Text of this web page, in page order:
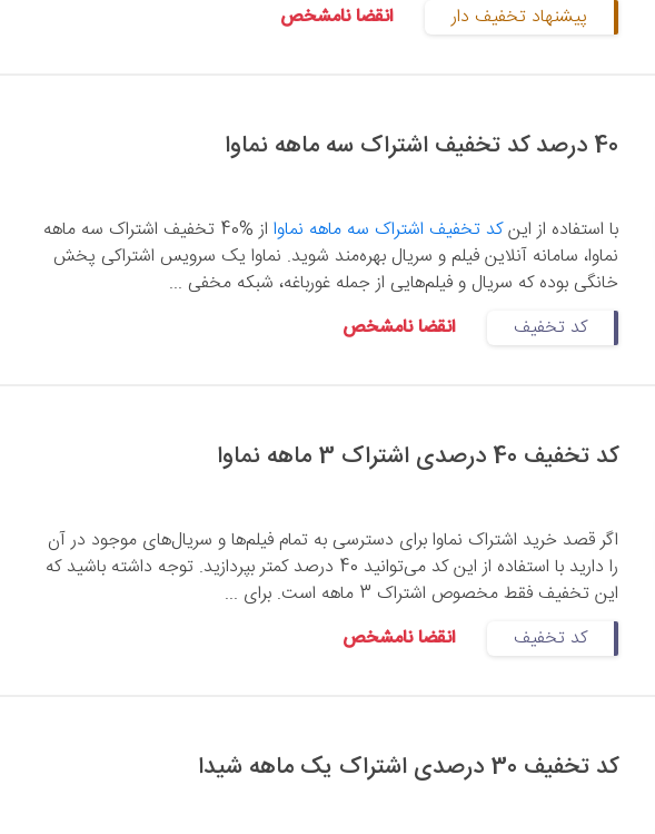
پیشنهاد تخفیف دار
انقضا نامشخص
40 درصد کد تخفیف اشتراک سه ماهه نماوا
با استفاده از اینکد تخفیف اشتراک سه ماهه نماوا
از %40 تخفیف اشتراک سه ماهه
نماوا، سامانه آنلاین فیلم و سریال بهره‌مند شوید. نماوا یک سرویس اشتراکی پخش
خانگی بوده که سریال و فیلم‌هایی از جمله غورباغه، شبکه مخفی ...
کد تخفیف
انقضا نامشخص
کد تخفیف 40 درصدی اشتراک 3 ماهه نماوا
اگر قصد خرید اشتراک نماوا برای دسترسی به تمام فیلم‌ها و سریال‌های موجود در آن
را دارید با استفاده از این کد می‌توانید 40 درصد کمتر بپردازید. توجه داشته باشید که
این تخفیف فقط مخصوص اشتراک 3 ماهه است. برای ...
کد تخفیف
انقضا نامشخص
کد تخفیف 30 درصدی اشتراک یک ماهه شیدا